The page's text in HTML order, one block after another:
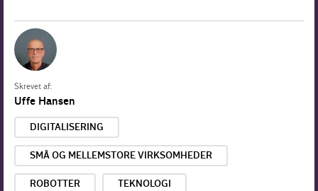
Skrevet af:
Uffe Hansen
DIGITALISERING
SMÅ OG MELLEMSTORE VIRKSOMHEDER
ROBOTTER TEKNOLOGI